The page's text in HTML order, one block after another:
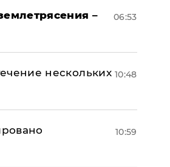
–
06:53
нескольких 10:48
10:59